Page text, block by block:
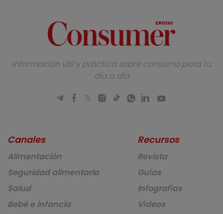
Información útil y práctica sobre consumo para tu
día a día
Canales
Alimentación
Seguridad alimentaria
Salud
Bebé e infancia
Recursos
Revista
Guías
Infografías
Vídeos